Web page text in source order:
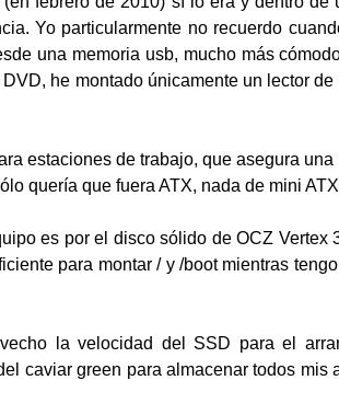
Yo particularmente no recuerdo
una memoria usb, mucho más
he montado únicamente un lector
estaciones de trabajo, que asegura
quería que fuera ATX, nada de mini
es por el disco sólido de OCZ Vertex
para montar / y /boot mientras
la velocidad del SSD para el
caviar green para almacenar todos mis